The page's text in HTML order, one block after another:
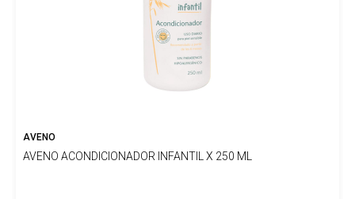
AVENO
AVENO ACONDICIONADOR INFANTIL X 250 ML